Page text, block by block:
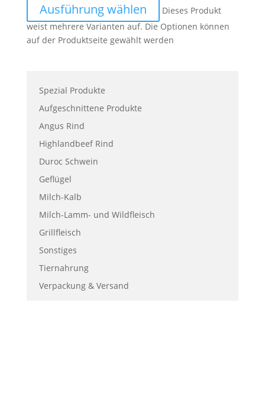
Ausführung wählen
Dieses Produkt
weist mehrere Varianten auf. Die Optionen können
auf der Produktseite gewählt werden
Spezial Produkte
Aufgeschnittene Produkte
Angus Rind
Highlandbeef Rind
Duroc Schwein
Geflügel
Milch-Kalb
Milch-Lamm- und Wildfleisch
Grillfleisch
Sonstiges
Tiernahrung
Verpackung & Versand